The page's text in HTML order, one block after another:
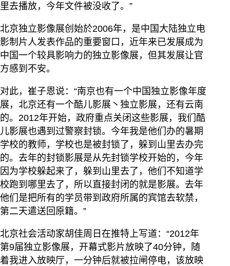
里去播放，今年文件被没收了。”
北京独立影像展创始於2006年，是中国大陆独立电
影制片人发表作品的重要窗口，近年来已发展成为
中国一个较具影响力的独立影像展，但其发展让官
方感到不安。
对此，崔子恩说：“南京也有一个中国独立影像年度
展，北京还有一个酷儿影展丶独立影展，还有云南
的。2012年开始，政府重点关闭这些影展，我们酷
儿影展也遇到过警察封锁。今年我是他们办的暑期
学校的教师，学校也是被封锁了，躲到山里去办完
的。去年的封锁影展是从先封锁学校开始的，今年
因为学校躲起来了，躲到山里去了，他们不知道学
校跑到哪里去了，所以直接封闭的就是影展。去年
他们是把所有的学员带到政府所属的宾馆去软禁，
第二天遣送回原籍。”
北京社会活动家胡佳周日在推特上写道：“2012年
第9届独立影像展，开幕式影片放映了40分钟，随
着我进入放映厅，一分钟后就被拉闸停电，该放映